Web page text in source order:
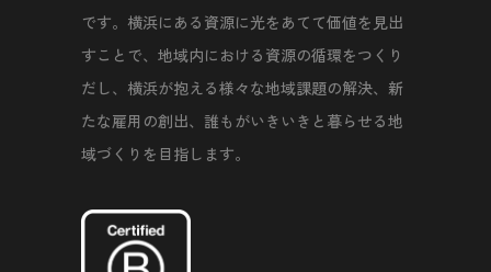
です。横浜にある資源に光をあてて価値を見出
すことで、地域内における資源の循環をつくり
だし、横浜が抱える様々な地域課題の解決、新
たな雇用の創出、誰もがいきいきと暮らせる地
域づくりを目指します。